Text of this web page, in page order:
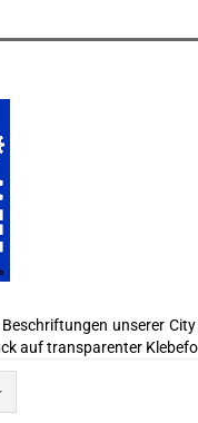
unserer
auf transparenter